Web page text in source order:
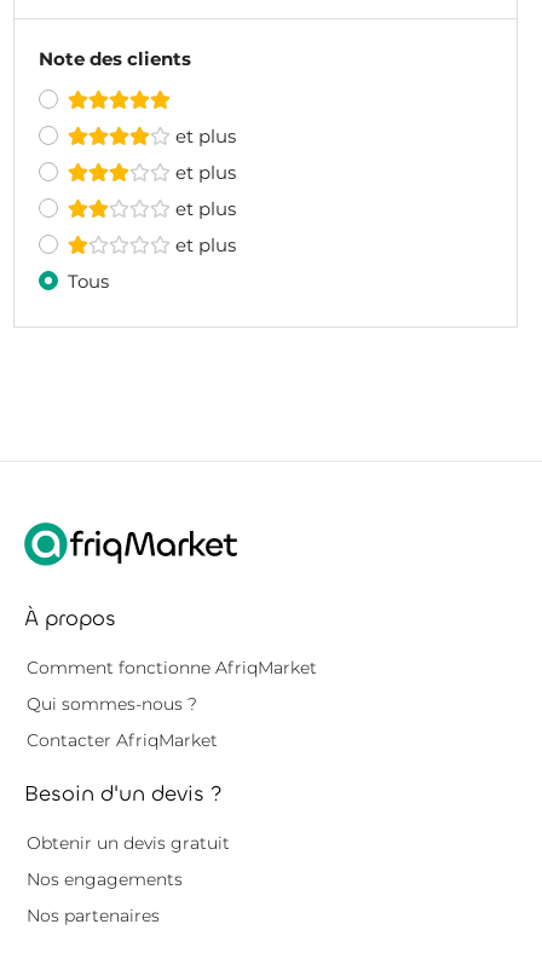
Note des clients
et plus
et plus
et plus
et plus
Tous
À propos
Comment fonctionne AfriqMarket
Qui sommes-nous ?
Contacter AfriqMarket
Besoin d'un devis ?
Obtenir un devis gratuit
Nos engagements
Nos partenaires